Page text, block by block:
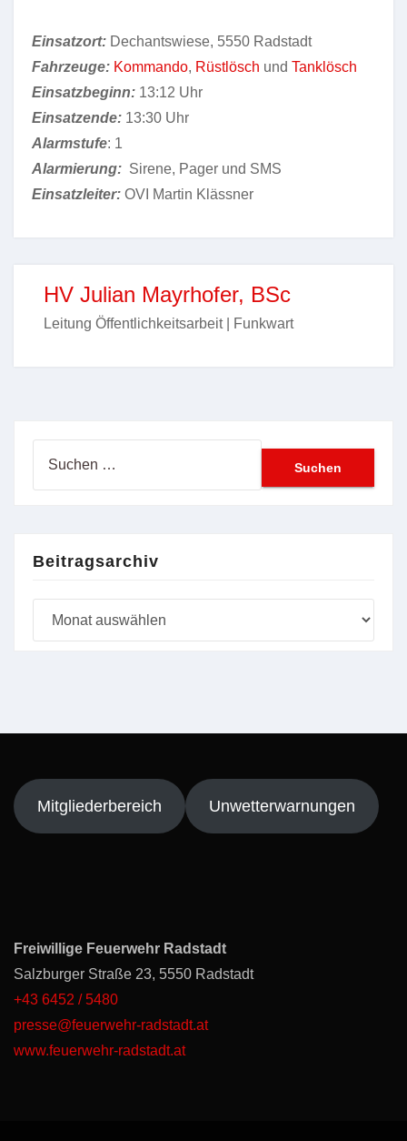
Einsatzort: Dechantswiese, 5550 Radstadt
Fahrzeuge: Kommando, Rüstlösch und Tanklösch
Einsatzbeginn: 13:12 Uhr
Einsatzende: 13:30 Uhr
Alarmstufe: 1
Alarmierung: Sirene, Pager und SMS
Einsatzleiter: OVI Martin Klässner
HV Julian Mayrhofer, BSc
Leitung Öffentlichkeitsarbeit | Funkwart
Beitragsarchiv
Mitgliederbereich Unwetterwarnungen
Freiwillige Feuerwehr Radstadt
Salzburger Straße 23, 5550 Radstadt
+43 6452 / 5480
presse@feuerwehr-radstadt.at
www.feuerwehr-radstadt.at